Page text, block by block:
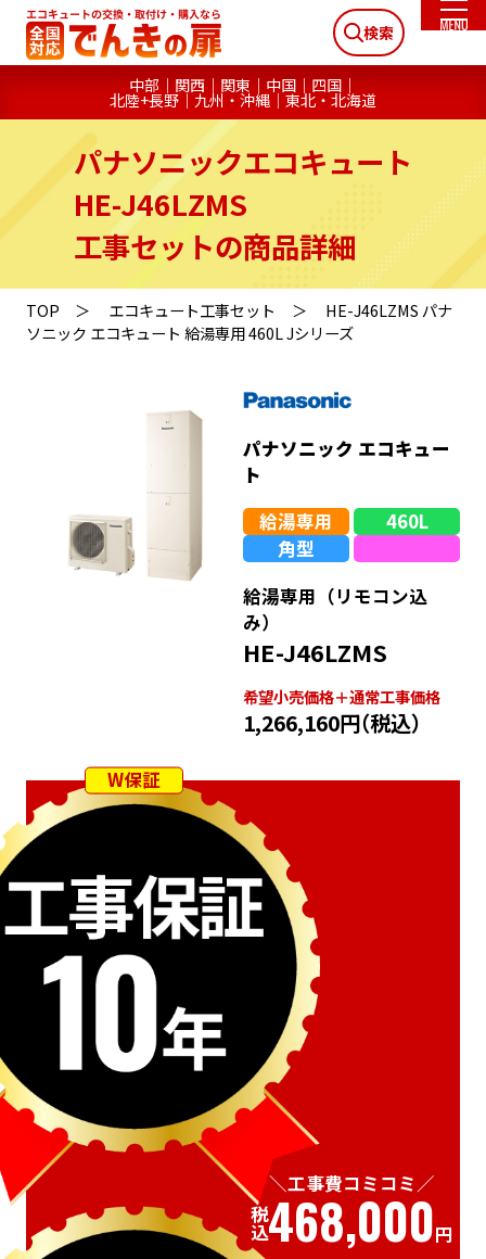
検索
中部 関西 関東 中国 四国
北陸+長野 九州・沖縄 東北・北海道
パナソニックエコキュート
HE-J46LZMS
工事セットの商品詳細
TOP エコキュート工事セット
HE-J46LZMS パナ
ソニック エコキュート 給湯専用 460L Jシリーズ
パナソニック エコキュー
ト
給湯専用
460L
角型
給湯専用（リモコン込
み）
HE-J46LZMS
希望⼩売価格＋通常⼯事価格
1,266,160円（税込）
W保証
工事費コミコミ
税込468,000円